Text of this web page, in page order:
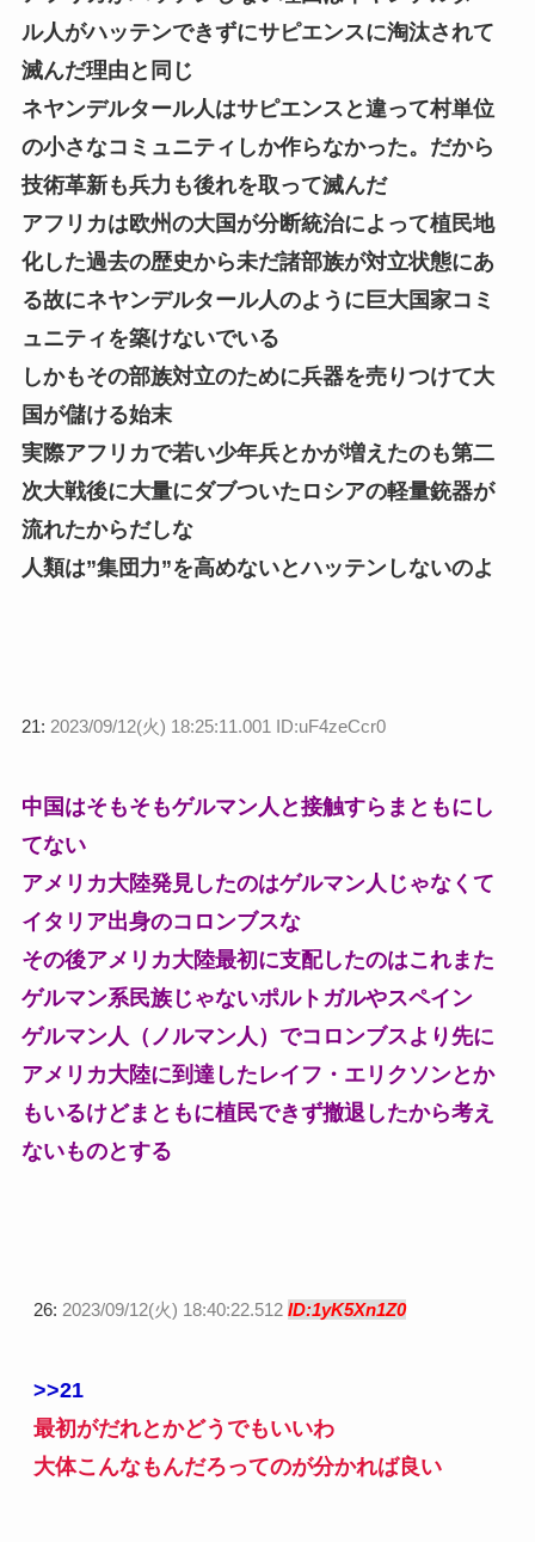
ル人がハッテンできずにサピエンスに淘汰されて
滅んだ理由と同じ
ネヤンデルタール人はサピエンスと違って村単位
の小さなコミュニティしか作らなかった。だから
技術革新も兵力も後れを取って滅んだ
アフリカは欧州の大国が分断統治によって植民地
化した過去の歴史から未だ諸部族が対立状態にあ
る故にネヤンデルタール人のように巨大国家コミ
ュニティを築けないでいる
しかもその部族対立のために兵器を売りつけて大
国が儲ける始末
実際アフリカで若い少年兵とかが増えたのも第二
次大戦後に大量にダブついたロシアの軽量銃器が
流れたからだしな
人類は”集団力”を高めないとハッテンしないのよ
21: 2023/09/12(火) 18:25:11.001 ID:uF4zeCcr0
中国はそもそもゲルマン人と接触すらまともにし
てない
アメリカ大陸発見したのはゲルマン人じゃなくて
イタリア出身のコロンブスな
その後アメリカ大陸最初に支配したのはこれまた
ゲルマン系民族じゃないポルトガルやスペイン
ゲルマン人（ノルマン人）でコロンブスより先に
アメリカ大陸に到達したレイフ・エリクソンとか
もいるけどまともに植民できず撤退したから考え
ないものとする
26: 2023/09/12(火) 18:40:22.512 ID:1yK5Xn1Z0
>>21
最初がだれとかどうでもいいわ
大体こんなもんだろってのが分かれば良い